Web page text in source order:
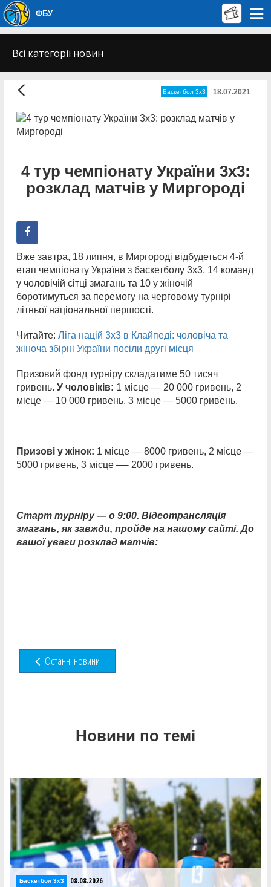
ФБУ
Всі категорії новин
Баскетбол 3х3 18.07.2021
4 тур чемпіонату України 3х3:
розклад матчів у Миргороді
Вже завтра, 18 липня, в Миргороді відбудеться 4-й
етап чемпіонату України з баскетболу 3х3. 14 команд
у чоловічій сітці змагань та 10 у жіночій
боротимуться за перемогу на черговому турнірі
літньої національної першості.
Читайте: Ліга націй 3х3 в Клайпеді: чоловіча та
жіноча збірні України посіли другі місця
Призовий фонд турніру складатиме 50 тисяч
гривень. У чоловіків: 1 місце — 20 000 гривень, 2
місце — 10 000 гривень, 3 місце — 5000 гривень.
Призові у жінок: 1 місце — 8000 гривень, 2 місце —
5000 гривень, 3 місце —- 2000 гривень.
Старт турніру — о 9:00. Відеотрансляція
змагань, як завжди, пройде на нашому сайті. До
вашої уваги розклад матчів:
Останні новини
Новини по темі
Баскетбол 3х3 08.08.2026